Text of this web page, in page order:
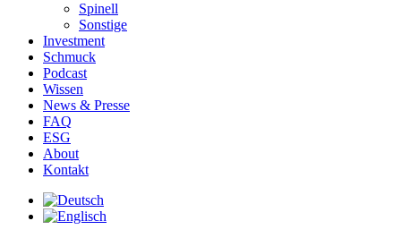
Spinell
Sonstige
Investment
Schmuck
Podcast
Wissen
News & Presse
FAQ
ESG
About
Kontakt